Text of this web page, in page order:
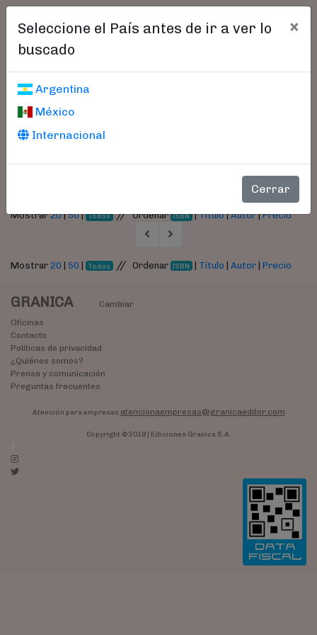
Seleccione el País antes de ir a ver lo
buscado
×
Argentina
México
Internacional
Cerrar
Libros encontrados
Parámetros
Mostrar20|50| Todos //Ordenar ISBN |Título|Autor|Precio
Mostrar 20 50 Todos // Ordenar ISBN Título |Autor |Precio
GRANICA
Cambiar
Oficinas
Contacto
Políticas de privacidad
¿Quiénes somos?
Prensa y comunicación
Preguntas frecuentes
Atención para empresas atencionaempresas@granicaeditor.com
Copyright © 2019 | Ediciones Granica S.A.